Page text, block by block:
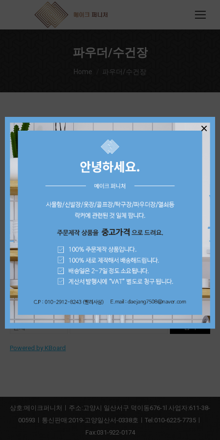
파우더/수건장
You are here:
Home 파우더/수건장
1원
1
Powered by KBoard
상호:메이크퍼니처ㅣ주소:고양시 일산서구 덕이동676-1l 사업자:611-38-
00593ㅣ통신판매:2019-고양일산서-0338호ㅣTel:010-6225-7735ㅣ
Fax:031-922-0174
×